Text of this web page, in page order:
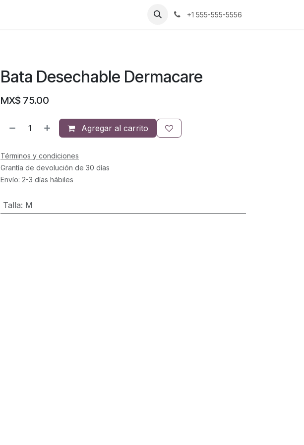
+1 555-555-5556
Bata Desechable Dermacare
MX$ 75.00
Agregar al carrito
Términos y condiciones
Grantía de devolución de 30 días
Envío: 2-3 días hábiles
Talla: M